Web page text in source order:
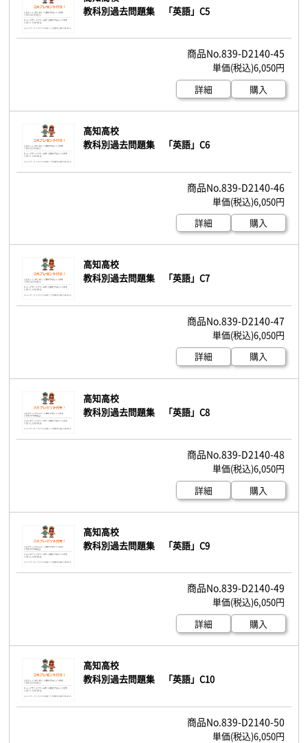
教科別過去問題集 「英語」C5
839-D2140-45
6,050円
詳細
購入
高知高校
教科別過去問題集 「英語」C6
839-D2140-46
6,050円
詳細
購入
高知高校
教科別過去問題集 「英語」C7
839-D2140-47
6,050円
詳細
購入
高知高校
教科別過去問題集 「英語」C8
839-D2140-48
6,050円
詳細
購入
高知高校
教科別過去問題集 「英語」C9
839-D2140-49
6,050円
詳細
購入
高知高校
教科別過去問題集 「英語」C10
839-D2140-50
6,050円